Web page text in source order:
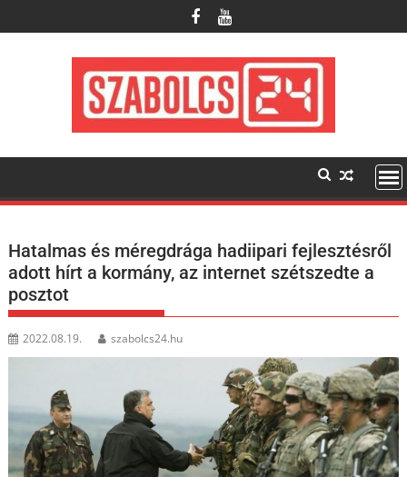
to
Hatalmas és méregdrága hadiipari fejlesztésről
adott hírt a kormány, az internet szétszedte a
posztot
2022.08.19. szabolcs24.hu